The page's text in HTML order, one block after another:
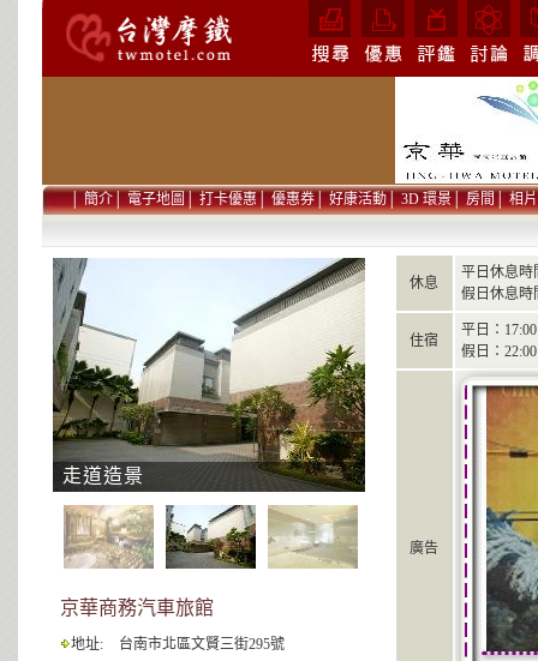
│簡介│電子地圖│打卡優惠│優惠券│好康活動│3D 環景│房間│相片
走道造景
京華商務汽車旅館
地址:
台南市北區文賢三街295號
休息
平日休息時
假日休息時
住宿
平日：
假日：
廣告